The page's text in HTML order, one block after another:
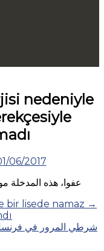
nedeniyle
06/2017
عفوا، هذه
Posts
navigation
→
bir lisede namaz
شرطي المرور في فرنسا